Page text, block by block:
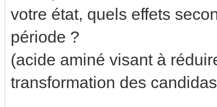
votre état, quels effets
période ?
(acide aminé visant à
transformation des